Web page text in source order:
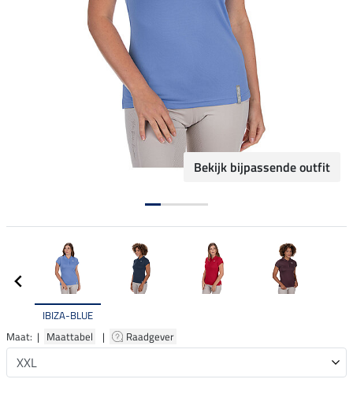
Bekijk bijpassende outfit
IBIZA-BLUE
Maat: | Maattabel | Raadgever